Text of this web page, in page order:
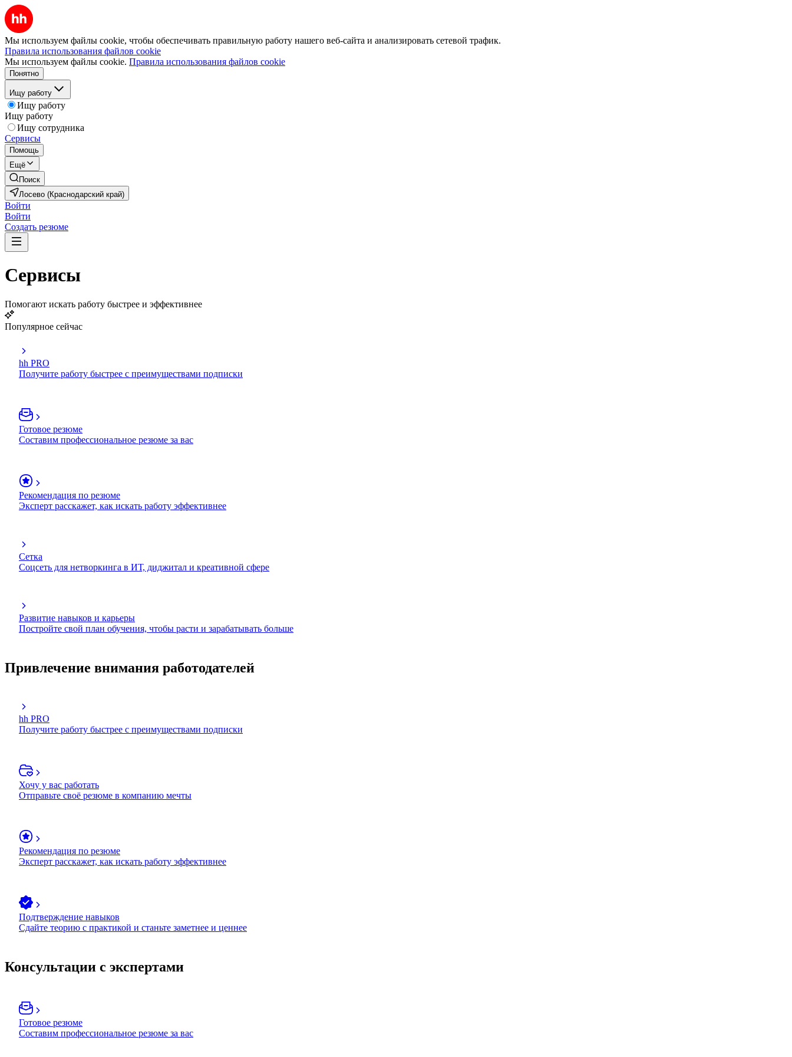
Мы используем файлы cookie, чтобы обеспечивать правильную работу нашего веб-сайта и анализировать сетевой трафик.
Правила использования файлов cookie
Мы используем файлы cookie. Правила использования файлов cookie
Понятно
Ищу работу
Ищу работу
Ищу работу
Ищу сотрудника
Сервисы
Помощь
Ещё
Поиск
Лосево (Краснодарский край)
Войти
Войти
Создать резюме
Сервисы
Помогают искать работу быстрее и эффективнее
Популярное сейчас
hh PRO
Получите работу быстрее с преимуществами подписки
Готовое резюме
Составим профессиональное резюме за вас
Рекомендация по резюме
Эксперт расскажет, как искать работу эффективнее
Сетка
Соцсеть для нетворкинга в ИТ, диджитал и креативной сфере
Развитие навыков и карьеры
Постройте свой план обучения, чтобы расти и зарабатывать больше
Привлечение внимания работодателей
hh PRO
Получите работу быстрее с преимуществами подписки
Хочу у вас работать
Отправьте своё резюме в компанию мечты
Рекомендация по резюме
Эксперт расскажет, как искать работу эффективнее
Подтверждение навыков
Сдайте теорию с практикой и станьте заметнее и ценнее
Консультации с экспертами
Готовое резюме
Составим профессиональное резюме за вас